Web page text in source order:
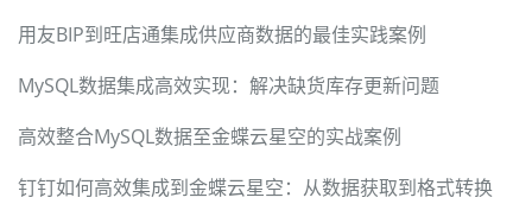
用友BIP到旺店通集成供应商数据的最佳实践案例
MySQL数据集成高效实现：解决缺货库存更新问题
高效整合MySQL数据至金蝶云星空的实战案例
钉钉如何高效集成到金蝶云星空：从数据获取到格式转换